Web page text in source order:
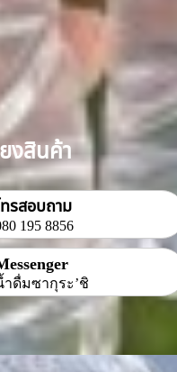
งสินค้า
ทรสอบถาม
195 8856
ำดื่มซากุระ’ชิ